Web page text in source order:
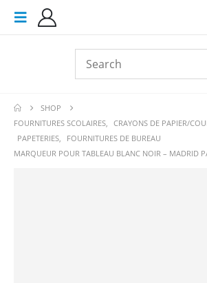
SHOP
FOURNITURES SCOLAIRES, CRAYONS DE PAPIER/
PAPETERIES,
FOURNITURES DE BUREAU
MARQUEUR POUR TABLEAU BLANC NOIR – MADRID